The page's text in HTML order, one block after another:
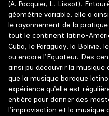
(A. Pacquier, L. Lissot).
géométrie variable, elle a
le rayonnement de la
tout le continent latino-
Cuba, le Paraguay, la Bolivie,
ou encore l’Equateur. Des
ainsi pu découvrir la musique
que la musique baroque
expérience qu’elle est
entière pour donner des
l’improvisation et la musique